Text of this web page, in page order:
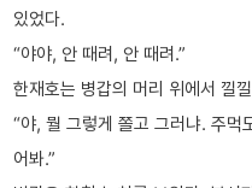
있었다.
“야야, 안 때려, 안 때려.”
한재호는 병갑의 머리 위에서 낄
“야, 뭘 그렇게 쫄고 그러냐. 주
어봐.”